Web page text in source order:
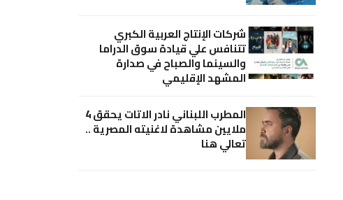
شركات الإنتاج العربية الكبري
تتنافس علي قيادة سوق الدراما
والسينما والصباح في صدارة
المشهد الإقليمي
المطرب اللبناني نادر الاتات يحقق 4
ملايين مشاهدة لاغنيته المصرية ..
تعالي هنا